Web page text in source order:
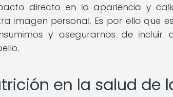
directo en la apariencia y
imagen personal. Es por ello que
y asegurarnos de incluir
en la salud de